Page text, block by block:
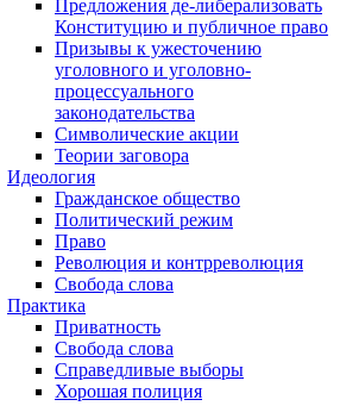
Предложения де-либерализовать
Конституцию и публичное право
Призывы к ужесточению
уголовного и уголовно-
процессуального
законодательства
Символические акции
Теории заговора
Идеология
Гражданское общество
Политический режим
Право
Революция и контрреволюция
Свобода слова
Практика
Приватность
Свобода слова
Справедливые выборы
Хорошая полиция